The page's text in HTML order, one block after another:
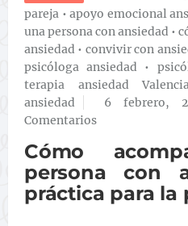
pareja • apoyo emocional
una persona con ansiedad •
ansiedad • convivir con
psicóloga ansiedad •
terapia ansiedad
ansiedad
6 febrero,
Comentarios
Cómo
persona con
práctica para la